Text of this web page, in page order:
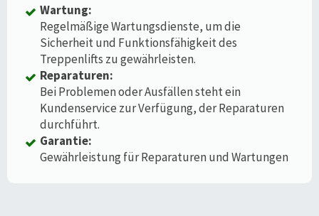
Wartung:
Regelmäßige Wartungsdienste, um die
Sicherheit und Funktionsfähigkeit des
Treppenlifts zu gewährleisten.
Reparaturen:
Bei Problemen oder Ausfällen steht ein
Kundenservice zur Verfügung, der Reparaturen
durchführt.
Garantie:
Gewährleistung für Reparaturen und Wartungen